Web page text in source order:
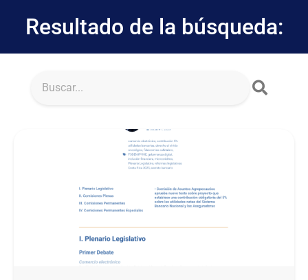
Resultado de la búsqueda: